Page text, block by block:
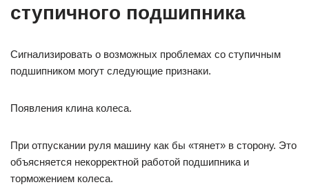
ступичного подшипника
Сигнализировать о возможных проблемах со ступичным
подшипником могут следующие признаки.
Появления клина колеса.
При отпускании руля машину как бы «тянет» в сторону. Это
объясняется некорректной работой подшипника и
торможением колеса.